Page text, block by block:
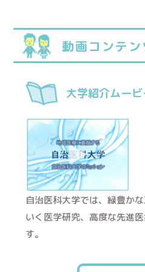
動画コンテ
大学紹介ムービ
自治医科大学では、緑豊か
いく医学研究、高度な先進
す。